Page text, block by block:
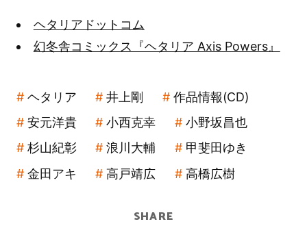
ヘタリアドットコム
幻冬舎コミックス『ヘタリア Axis Powers』
ヘタリア 井上剛
作品情報(CD)
安元洋貴
小西克幸
小野坂昌也
杉山紀彰
浪川大輔
甲斐田ゆき
金田アキ
高戸靖広 高橋広樹
SHARE